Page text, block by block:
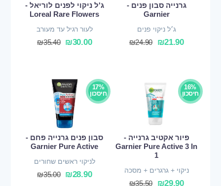
גרנייה סבון פנים -
Garnier
ג׳ל ניקוי פנים
₪21.90
₪24.90
ג'ל ניקוי לפנים לוריאל -
Loreal Rare Flowers
לעור רגיל עד מעורב
₪30.00
₪35.40
16%
חיסכון
פיור אקטיב גרנייה -
Garnier Pure Active 3 In
1
ניקוי + גרגרים + מסכה
₪29.90
₪35.50
17%
חיסכון
סבון פנים גרנייה פחם -
Garnier Pure Active
לניקוי ראשים שחורים
₪28.90
₪35.00